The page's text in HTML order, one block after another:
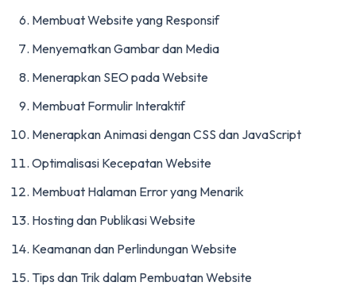
Membuat Website yang Responsif
Menyematkan Gambar dan Media
Menerapkan SEO pada Website
Membuat Formulir Interaktif
Menerapkan Animasi dengan CSS dan JavaScript
Optimalisasi Kecepatan Website
Membuat Halaman Error yang Menarik
Hosting dan Publikasi Website
Keamanan dan Perlindungan Website
Tips dan Trik dalam Pembuatan Website